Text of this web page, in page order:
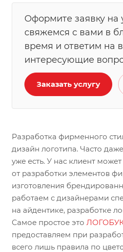
Оформите заявку на
свяжемся с вами в
время и ответим на
интересующие
Заказать услугу
Разработка фирменного
дизайн логотипа. Часто
уже есть. У нас клиент
от разработки элементов
изготовления
работаем с дизайнерами
на айдентике, разработке
Самое простое это
предоставляем при
всего лишь правила по